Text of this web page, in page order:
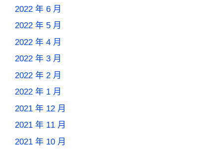
2022 年 6 月
2022 年 5 月
2022 年 4 月
2022 年 3 月
2022 年 2 月
2022 年 1 月
2021 年 12 月
2021 年 11 月
2021 年 10 月